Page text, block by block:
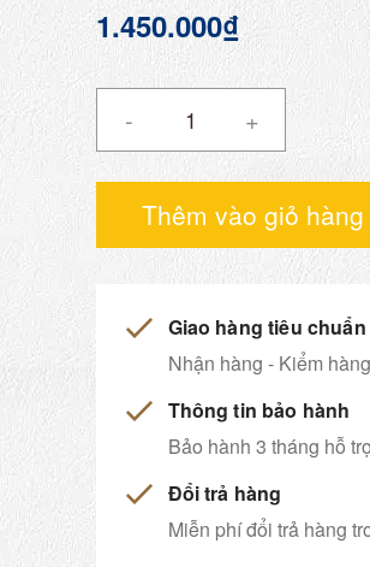
1.450.000₫
- +
Thêm vào giỏ hàng
Giao hàng tiêu chuẩn
Nhận hàng - Kiểm
Thông tin bảo hành
Bảo hành 3 tháng hỗ
Đổi trả hàng
Miễn phí đổi trả hàng